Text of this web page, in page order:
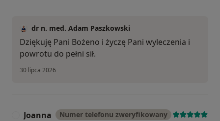
dr n. med. Adam Paszkowski
Dziękuję Pani Bożeno i życzę Pani wyleczenia i
powrotu do pełni sił.
30 lipca 2026
Joanna Numer telefonu zweryfikowany